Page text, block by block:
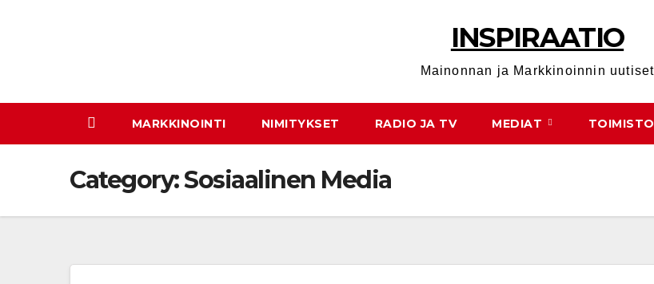
INSPIRAATIO
Mainonnan ja Markkinoinnin uutiset
MARKKINOINTI NIMITYKSET RADIO JA TV MEDIAT
Category:Sosiaalinen Media